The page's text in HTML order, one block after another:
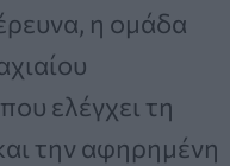
η ομάδα
ελέγχει τη
την αφηρημένη